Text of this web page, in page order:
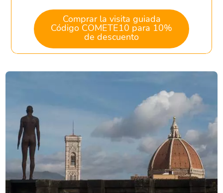
Comprar la visita guiada
Código COMETE10 para 10%
de descuento